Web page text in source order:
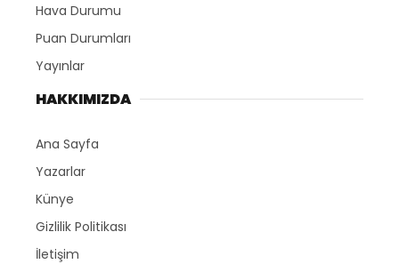
Hava Durumu
Puan Durumları
Yayınlar
HAKKIMIZDA
Ana Sayfa
Yazarlar
Künye
Gizlilik Politikası
İletişim